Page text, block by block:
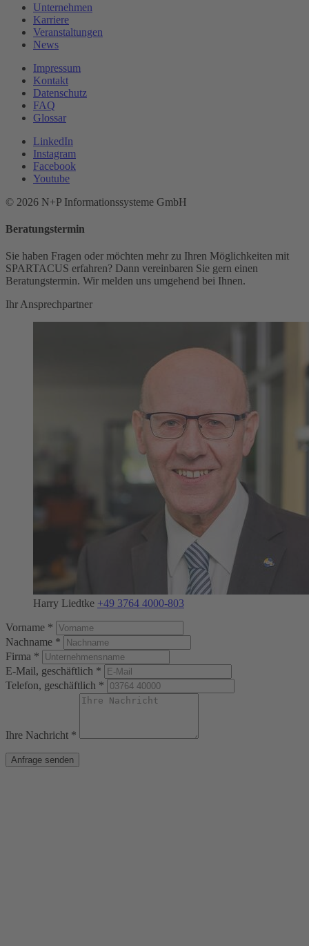
Unternehmen
Karriere
Veranstaltungen
News
Impressum
Kontakt
Datenschutz
FAQ
Glossar
LinkedIn
Instagram
Facebook
Youtube
© 2026 N+P Informationssysteme GmbH
Beratungstermin
Sie haben Fragen oder möchten mehr zu Ihren Möglichkeiten mit
SPARTACUS erfahren? Dann vereinbaren Sie gern einen
Beratungstermin. Wir melden uns umgehend bei Ihnen.
Ihr Ansprechpartner
Harry Liedtke +49 3764 4000-803
Vorname *
Nachname *
Firma *
E-Mail, geschäftlich *
Telefon, geschäftlich *
Ihre Nachricht *
Anfrage senden